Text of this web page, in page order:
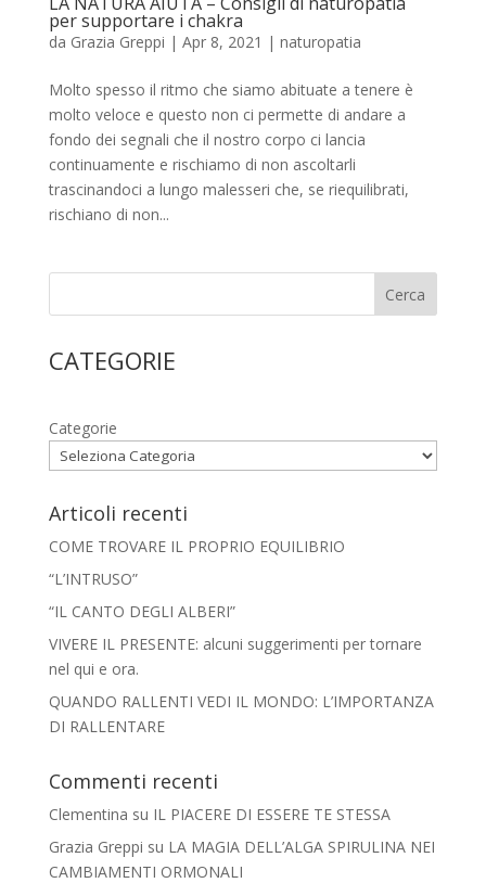
per supportare i chakra
da Grazia Greppi | Apr 8, 2021 | naturopatia
Molto spesso il ritmo che siamo abituate a tenere è
molto veloce e questo non ci permette di andare a
fondo dei segnali che il nostro corpo ci lancia
continuamente e rischiamo di non ascoltarli
trascinandoci a lungo malesseri che, se riequilibrati,
rischiano di non...
CATEGORIE
Categorie
Articoli recenti
COME TROVARE IL PROPRIO EQUILIBRIO
“L’INTRUSO”
“IL CANTO DEGLI ALBERI”
VIVERE IL PRESENTE: alcuni suggerimenti per tornare
nel qui e ora.
QUANDO RALLENTI VEDI IL MONDO: L’IMPORTANZA
DI RALLENTARE
Commenti recenti
Clementina su IL PIACERE DI ESSERE TE STESSA
Grazia Greppi su LA MAGIA DELL’ALGA SPIRULINA NEI
CAMBIAMENTI ORMONALI